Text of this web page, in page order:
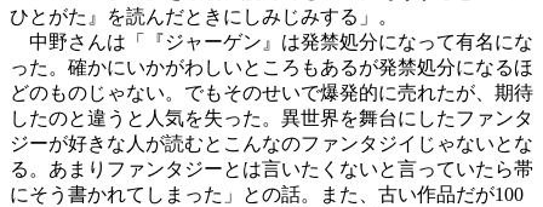
ひとがた』を読んだときにしみじみする」。
中野さんは「『ジャーゲン』は発禁処分になって有名にな
った。確かにいかがわしいところもあるが発禁処分になるほ
どのものじゃない。でもそのせいで爆発的に売れたが、期待
したのと違うと人気を失った。異世界を舞台にしたファンタ
ジーが好きな人が読むとこんなのファンタジイじゃないとな
る。あまりファンタジーとは言いたくないと言っていたら帯
にそう書かれてしまった」との話。また、古い作品だが100